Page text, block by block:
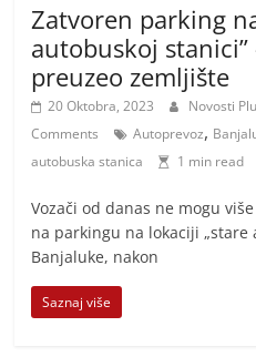
Zatvoren parking
autobuskoj
preuzeo zemljište
20 Oktobra, 2023 Novosti
Comments
Autoprevoz,
autobuska stanica
1 min read
Vozači od danas ne mogu
na parkingu na lokaciji „stare
Banjaluke, nakon
Saznaj više